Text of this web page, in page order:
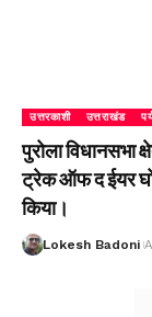
उत्तरकाशी उत्तराखंड
पुरोला विधानसभा
ट्रेक ऑफ द ईयर
किया।
Lokesh Badoni